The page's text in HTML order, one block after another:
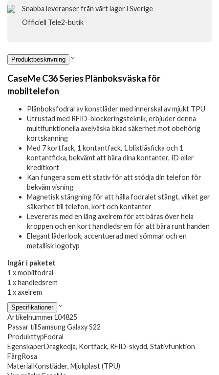
Snabba leveranser från vårt lager i Sverige
Officiell Tele2-butik
Produktbeskrivning
CaseMe C36 Series Plånboksväska för
mobiltelefon
Plånboksfodral av konstläder med innerskal av mjukt TPU
Utrustad med RFID-blockeringsteknik, erbjuder denna
multifunktionella axelväska ökad säkerhet mot obehörig
kortskanning
Med 7 kortfack, 1 kontantfack, 1 blixtlåsficka och 1
kontantficka, bekvämt att bära dina kontanter, ID eller
kreditkort
Kan fungera som ett stativ för att stödja din telefon för
bekväm visning
Magnetisk stängning för att hålla fodralet stängt, vilket ger
säkerhet till telefon, kort och kontanter
Levereras med en lång axelrem för att bäras över hela
kroppen och en kort handledsrem för att bära runt handen
Elegant läderlook, accentuerad med sömmar och en
metallisk logotyp
Ingår i paketet
1 x mobilfodral
1 x handledsrem
1 x axelrem
Specifikationer
Artikelnummer104825
Passar tillSamsung Galaxy S22
ProdukttypFodral
EgenskaperDragkedja, Kortfack, RFID-skydd, Stativfunktion
FärgRosa
MaterialKonstläder, Mjukplast (TPU)